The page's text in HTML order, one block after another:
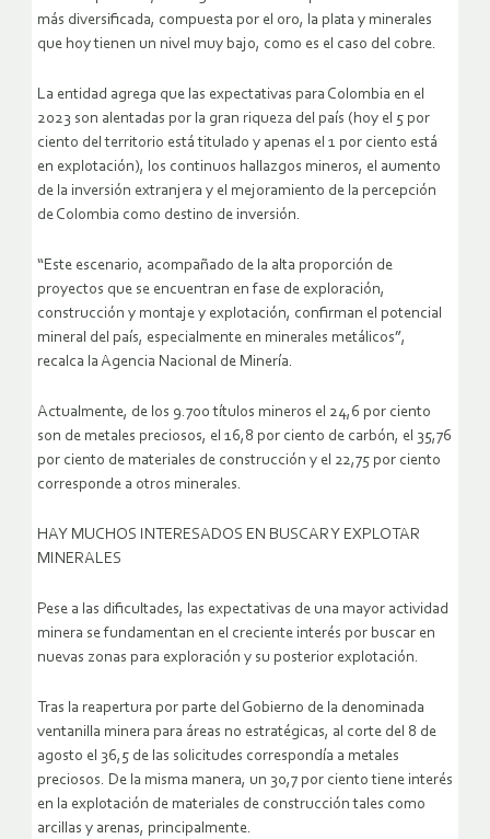
más diversificada, compuesta por el oro, la plata y minerales
que hoy tienen un nivel muy bajo, como es el caso del cobre.
La entidad agrega que las expectativas para Colombia en el
2023 son alentadas por la gran riqueza del país (hoy el 5 por
ciento del territorio está titulado y apenas el 1 por ciento está
en explotación), los continuos hallazgos mineros, el aumento
de la inversión extranjera y el mejoramiento de la percepción
de Colombia como destino de inversión.
“Este escenario, acompañado de la alta proporción de
proyectos que se encuentran en fase de exploración,
construcción y montaje y explotación, confirman el potencial
mineral del país, especialmente en minerales metálicos”,
recalca la Agencia Nacional de Minería.
Actualmente, de los 9.700 títulos mineros el 24,6 por ciento
son de metales preciosos, el 16,8 por ciento de carbón, el 35,76
por ciento de materiales de construcción y el 22,75 por ciento
corresponde a otros minerales.
HAY MUCHOS INTERESADOS EN BUSCAR Y EXPLOTAR
MINERALES
Pese a las dificultades, las expectativas de una mayor actividad
minera se fundamentan en el creciente interés por buscar en
nuevas zonas para exploración y su posterior explotación.
Tras la reapertura por parte del Gobierno de la denominada
ventanilla minera para áreas no estratégicas, al corte del 8 de
agosto el 36,5 de las solicitudes correspondía a metales
preciosos. De la misma manera, un 30,7 por ciento tiene interés
en la explotación de materiales de construcción tales como
arcillas y arenas, principalmente.